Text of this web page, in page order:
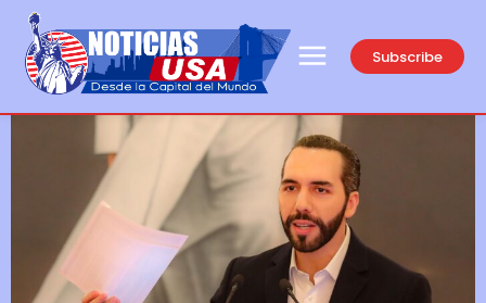
Subscribe